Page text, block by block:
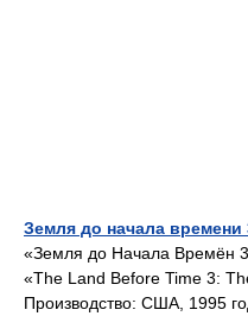
Земля до начала
«Земля до Начала Времён
«The Land Before Time 3:
Производство: США, 1995